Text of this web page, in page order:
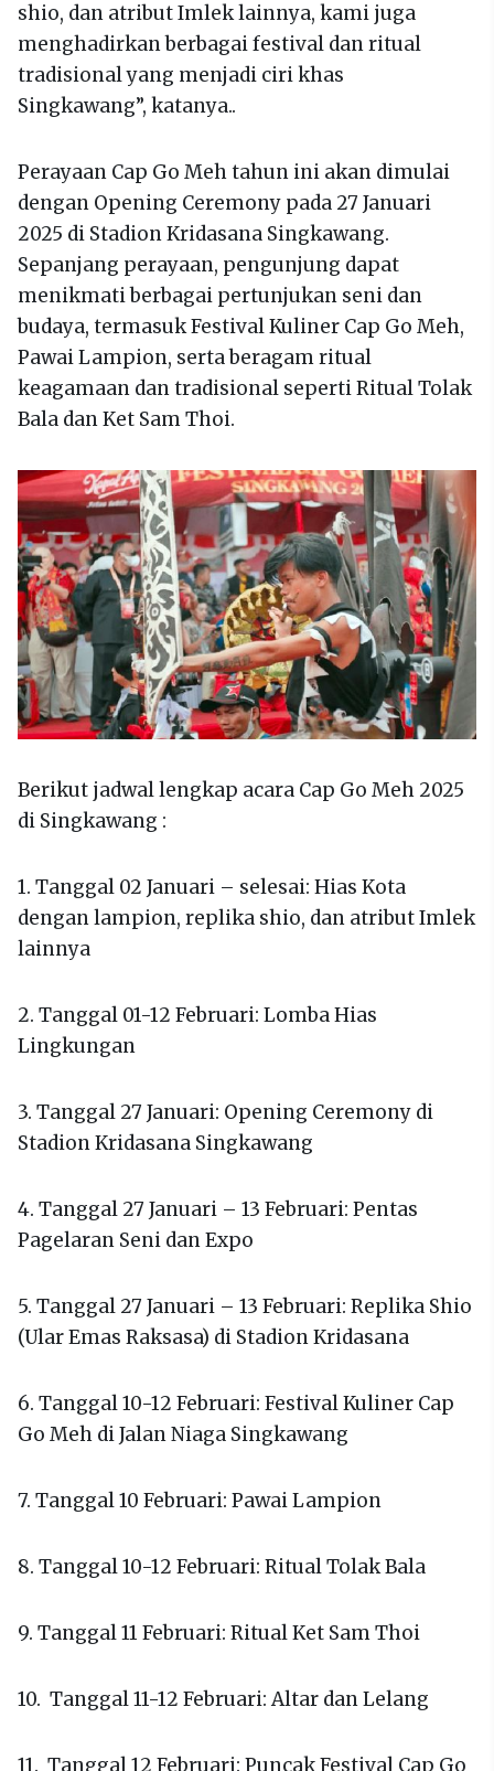
shio, dan atribut Imlek lainnya, kami juga
menghadirkan berbagai festival dan ritual
tradisional yang menjadi ciri khas
Singkawang”, katanya..
Perayaan Cap Go Meh tahun ini akan dimulai
dengan Opening Ceremony pada 27 Januari
2025 di Stadion Kridasana Singkawang.
Sepanjang perayaan, pengunjung dapat
menikmati berbagai pertunjukan seni dan
budaya, termasuk Festival Kuliner Cap Go Meh,
Pawai Lampion, serta beragam ritual
keagamaan dan tradisional seperti Ritual Tolak
Bala dan Ket Sam Thoi.
Berikut jadwal lengkap acara Cap Go Meh 2025
di Singkawang :
1. Tanggal 02 Januari – selesai: Hias Kota
dengan lampion, replika shio, dan atribut Imlek
lainnya
2. Tanggal 01-12 Februari: Lomba Hias
Lingkungan
3. Tanggal 27 Januari: Opening Ceremony di
Stadion Kridasana Singkawang
4. Tanggal 27 Januari – 13 Februari: Pentas
Pagelaran Seni dan Expo
5. Tanggal 27 Januari – 13 Februari: Replika Shio
(Ular Emas Raksasa) di Stadion Kridasana
6. Tanggal 10-12 Februari: Festival Kuliner Cap
Go Meh di Jalan Niaga Singkawang
7. Tanggal 10 Februari: Pawai Lampion
8. Tanggal 10-12 Februari: Ritual Tolak Bala
9. Tanggal 11 Februari: Ritual Ket Sam Thoi
10. Tanggal 11-12 Februari: Altar dan Lelang
11. Tanggal 12 Februari: Puncak Festival Cap Go